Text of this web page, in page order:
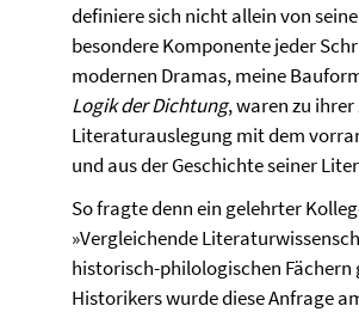
definiere sich nicht allein von
besondere Komponente jeder
modernen Dramas, meine
Logik der Dichtung, waren zu
Literaturauslegung mit dem
und aus der Geschichte seiner
So fragte denn ein gelehrter
»Vergleichende
historisch-philologischen Fächern
Historikers wurde diese Anfrage